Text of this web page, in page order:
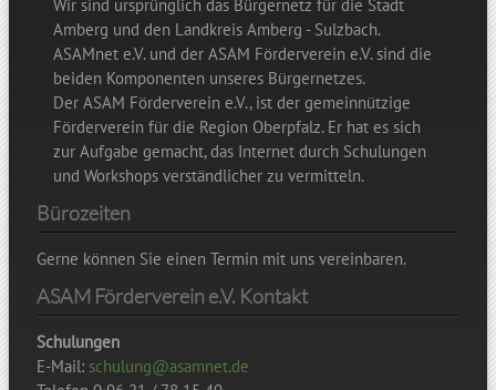
Wir sind ursprünglich das Bürgernetz für die Stadt
Amberg und den Landkreis Amberg - Sulzbach.
ASAMnet e.V. und der ASAM Förderverein e.V. sind die
beiden Komponenten unseres Bürgernetzes.
Der ASAM Förderverein e.V., ist der gemeinnützige
Förderverein für die Region Oberpfalz. Er hat es sich
zur Aufgabe gemacht, das Internet durch Schulungen
und Workshops verständlicher zu vermitteln.
Bürozeiten
Gerne können Sie einen Termin mit uns vereinbaren.
ASAM Förderverein e.V. Kontakt
Schulungen
E-Mail: schulung@asamnet.de